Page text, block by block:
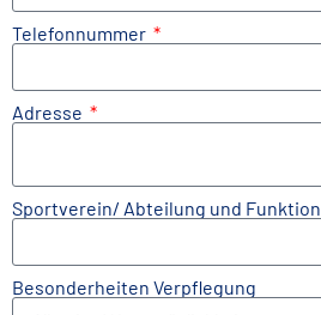
Telefonnummer
Adresse
Sportverein/ Abteilung und Funktion
Besonderheiten Verpflegung